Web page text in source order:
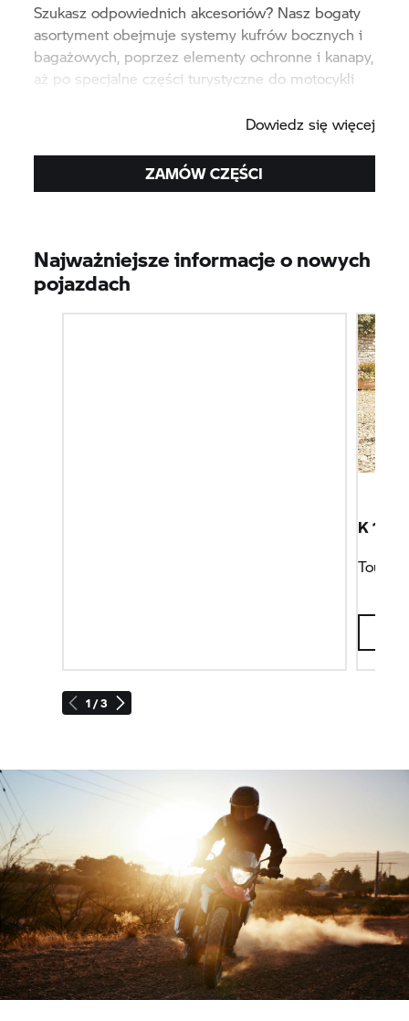
Szukasz odpowiednich akcesoriów? Nasz bogaty
asortyment obejmuje systemy kufrów bocznych i
bagażowych, poprzez elementy ochronne i kanapy,
aż po specjalne części turystyczne do motocykli
Dowiedz się więcej
ZAMÓW CZĘŚCI
Najważniejsze informacje o nowych
pojazdach
1 / 3
K
Tour